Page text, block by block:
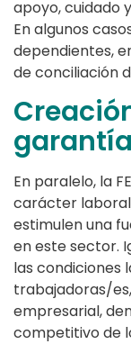
apoyo, cuidado
En algunos
dependientes,
de conciliación
En paralelo, la
carácter
estimulen una
en este sector.
las condiciones
trabajadoras/
empresarial,
competitivo de